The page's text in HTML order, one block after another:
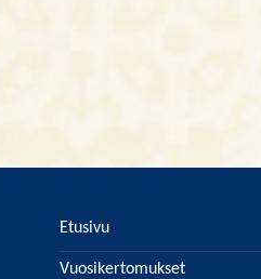
Etusivu
Vuosikertomukset